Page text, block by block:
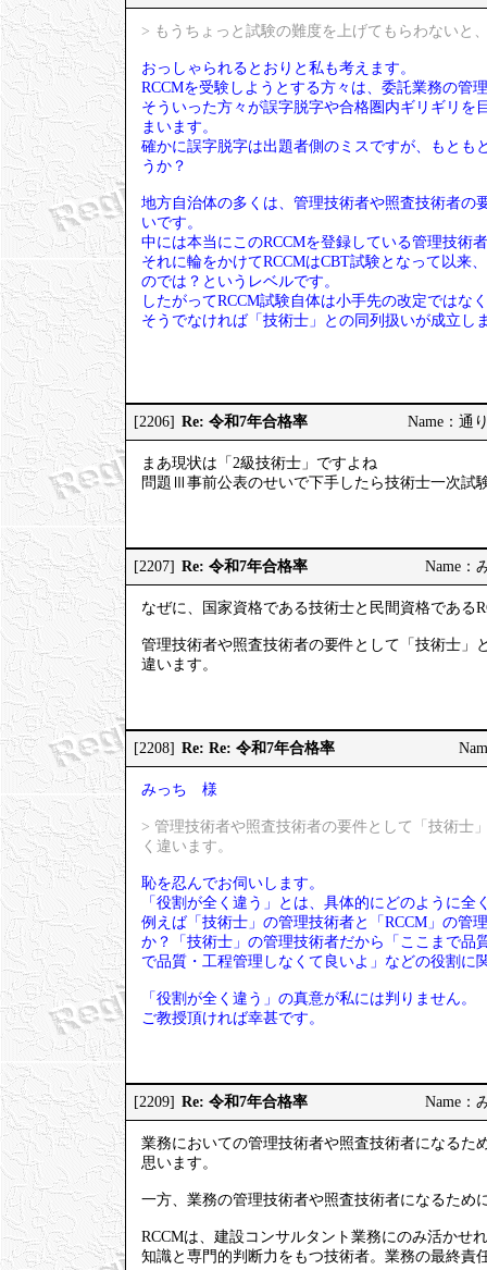
> もうちょっと試験の難度を上げてもらわないと
おっしゃられるとおりと私も考えます。
RCCMを受験しようとする方々は、委託業務の管
そういった方々が誤字脱字や合格圏内ギリギリ
まいます。
確かに誤字脱字は出題者側のミスですが、もとも
うか？
地方自治体の多くは、管理技術者や照査技術者の
いです。
中には本当にこのRCCMを登録している管理技術
それに輪をかけてRCCMはCBT試験となって以
のでは？というレベルです。
したがってRCCM試験自体は小手先の改定ではな
そうでなければ「技術士」との同列扱いが成立し
[2206] Re: 令和7年合格率 Name：通
まあ現状は「2級技術士」ですよね
問題Ⅲ事前公表のせいで下手したら技術士一次試
[2207] Re: 令和7年合格率 Name：
なぜに、国家資格である技術士と民間資格である
管理技術者や照査技術者の要件として「技術士」
違います。
[2208] Re: Re: 令和7年合格率
みっち 様
> 管理技術者や照査技術者の要件として「技術士
く違います。
恥を忍んでお伺いします。
「役割が全く違う」とは、具体的にどのように全
例えば「技術士」の管理技術者と「RCCM」の管
か？「技術士」の管理技術者だから「ここまで品
で品質・工程管理しなくて良いよ」などの役割に
「役割が全く違う」の真意が私には判りません。
ご教授頂ければ幸甚です。
[2209] Re: 令和7年合格率 Name：
業務においての管理技術者や照査技術者になるた
思います。
一方、業務の管理技術者や照査技術者になるため
RCCMは、建設コンサルタント業務にのみ活かせ
知識と専門的判断力をもつ技術者。業務の最終責